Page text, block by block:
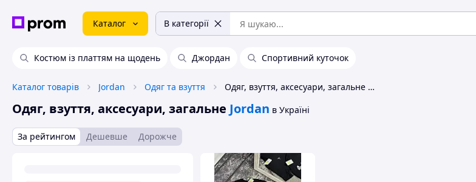
Каталог В категорії
Костюм із платтям на щодень Джордан Спортивний куточок
Каталог товарів Jordan Одяг та взуття Одяг, взуття, аксесуари, загальне Jordan
Одяг, взуття, аксесуари, загальне Jordan в Україні
За рейтингом Дешевше Дорожче